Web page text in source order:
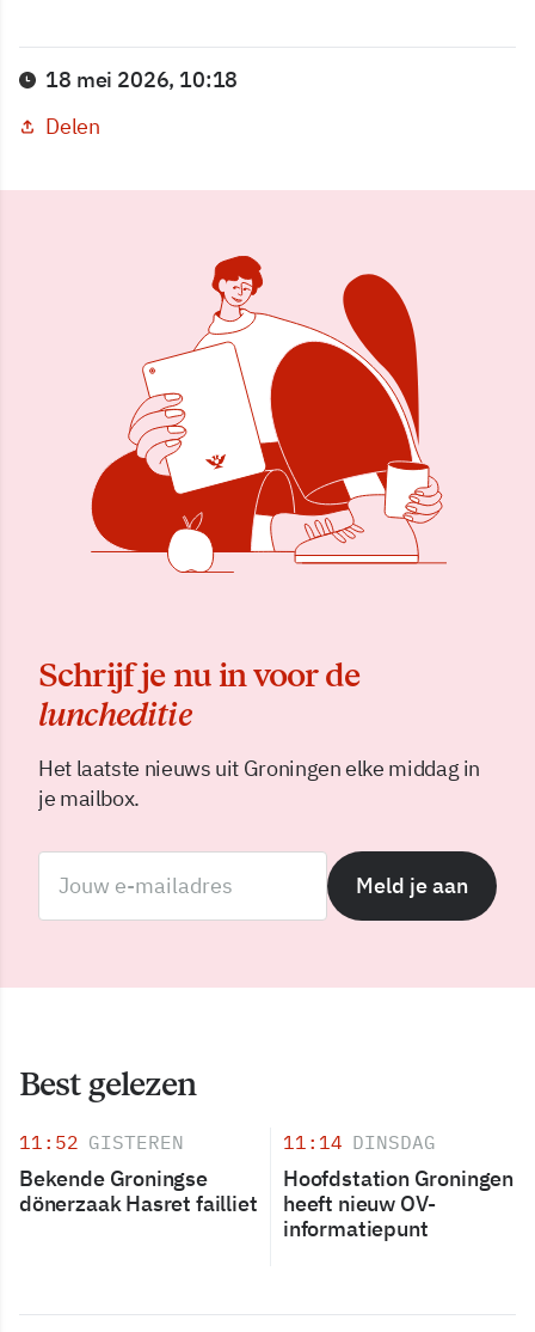
18 mei 2026, 10:18
Delen
Schrijf je nu in voor de
luncheditie
Het laatste nieuws uit Groningen elke middag in
je mailbox.
Meld je aan
Best gelezen
11:52 GISTEREN
Bekende Groningse
dönerzaak Hasret failliet
11:14 DINSDAG
Hoofdstation Groningen
heeft nieuw OV-
informatiepunt